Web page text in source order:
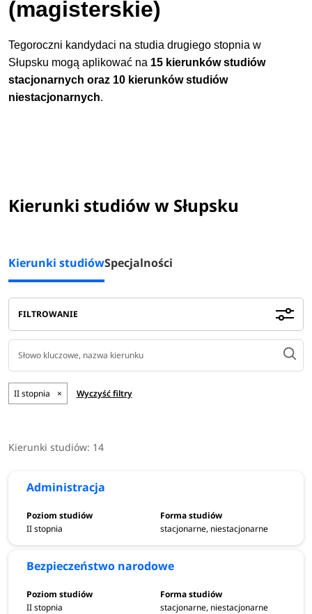
(magisterskie)
Tegoroczni kandydaci na studia drugiego stopnia w
Słupsku mogą aplikować na 15 kierunków studiów
stacjonarnych oraz 10 kierunków studiów
niestacjonarnych.
Kierunki studiów w Słupsku
Kierunki studiówSpecjalności
FILTROWANIE
II stopnia × Wyczyść filtry
Kierunki studiów: 14
Administracja
II stopnia stacjonarne, niestacjonarne
Bezpieczeństwo narodowe
II stopnia stacjonarne, niestacjonarne